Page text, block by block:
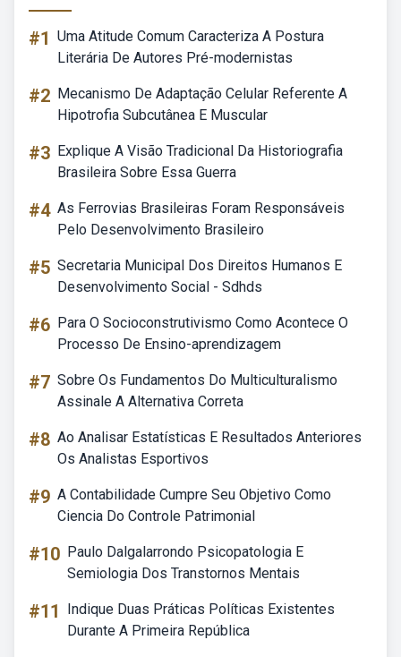
#1 Uma Atitude Comum Caracteriza A Postura
Literária De Autores Pré-modernistas
#2 Mecanismo De Adaptação Celular Referente A
Hipotrofia Subcutânea E Muscular
#3 Explique A Visão Tradicional Da Historiografia
Brasileira Sobre Essa Guerra
#4 As Ferrovias Brasileiras Foram Responsáveis
Pelo Desenvolvimento Brasileiro
#5 Secretaria Municipal Dos Direitos Humanos E
Desenvolvimento Social - Sdhds
#6 Para O Socioconstrutivismo Como Acontece O
Processo De Ensino-aprendizagem
#7 Sobre Os Fundamentos Do Multiculturalismo
Assinale A Alternativa Correta
#8 Ao Analisar Estatísticas E Resultados Anteriores
Os Analistas Esportivos
#9 A Contabilidade Cumpre Seu Objetivo Como
Ciencia Do Controle Patrimonial
#10 Paulo Dalgalarrondo Psicopatologia E
Semiologia Dos Transtornos Mentais
#11
Indique Duas Práticas Políticas Existentes
Durante A Primeira República